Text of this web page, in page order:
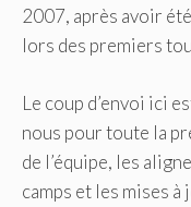
2007, après avoir
lors des premiers
Le coup d’envoi ici
nous pour toute la
de l’équipe, les
camps et les mises